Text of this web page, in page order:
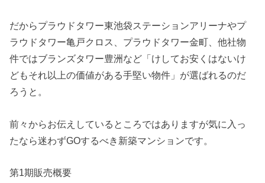
だからプラウドタワー東池袋ステーションアリーナやプ
ラウドタワー亀戸クロス、プラウドタワー金町、他社物
件ではブランズタワー豊洲など「けしてお安くはないけ
どもそれ以上の価値がある手堅い物件」が選ばれるのだ
ろうと。
前々からお伝えしているところではありますが気に入っ
たなら迷わずGOするべき新築マンションです。
第1期販売概要